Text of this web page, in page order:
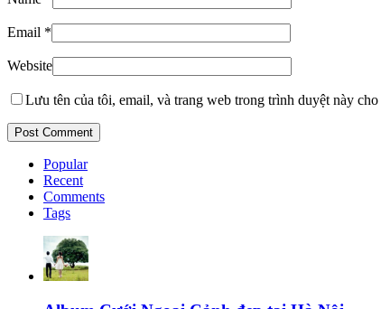
Email *
Website
Lưu tên của tôi, email, và trang web trong trình duyệt này
Popular
Recent
Comments
Tags